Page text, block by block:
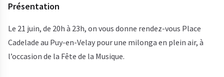
Présentation
Le 21 juin, de 20h à 23h, on vous donne rendez-vous Place
Cadelade au Puy-en-Velay pour une milonga en plein air, à
l’occasion de la Fête de la Musique.